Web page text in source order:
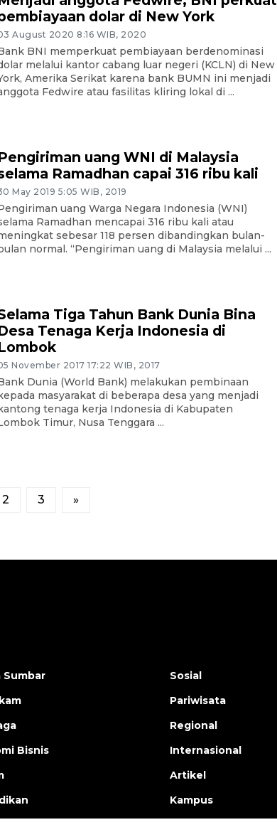
dolar di New York
August 2020 8:16 WIB, 2020
BNI memperkuat pembiayaan berdenominasi
melalui kantor cabang luar negeri (KCLN) di New
Amerika Serikat karena bank BUMN ini menjadi
Fedwire atau fasilitas kliring lokal di ...
uang WNI di Malaysia
Ramadhan capai 316 ribu kali
May 2019 5:05 WIB, 2019
uang Warga Negara Indonesia (WNI)
Ramadhan mencapai 316 ribu kali atau
sebesar 118 persen dibandingkan bulan-
normal. “Pengiriman uang di Malaysia melalui ...
Tiga Tahun Bank Dunia Bina
Tenaga Kerja Indonesia di
November 2017 17:22 WIB, 2017
Dunia (World Bank) melakukan pembinaan
masyarakat di beberapa desa yang menjadi
tenaga kerja Indonesia di Kabupaten
Timur, Nusa Tenggara ...
2 3 »
Penyelesaian pembentukan
Kopdes Merah Putih di
Sumbar
05 August 2026 10:33 WIB
Bisnis
Sosial
Pariwisata
Regional
Internasional
Artikel
Kampus